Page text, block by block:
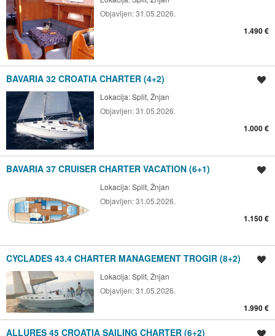
Objavljen:31.05.2026.
1.490 €
BAVARIA 32 CROATIA CHARTER (4+2)
Lokacija:Split, Žnjan
Objavljen:31.05.2026.
1.000 €
BAVARIA 37 CRUISER CHARTER VACATION (6+1)
Lokacija:Split, Žnjan
Objavljen:31.05.2026.
1.150 €
CYCLADES 43.4 CHARTER MANAGEMENT TROGIR (8+2)
Lokacija:Split, Žnjan
Objavljen:31.05.2026.
1.990 €
ALLURES 45 CROATIA SAILING CHARTER (6+2)